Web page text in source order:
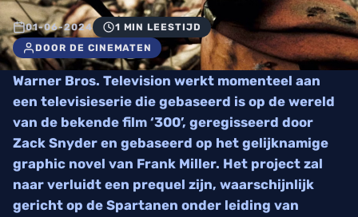
01-06-2024
1 MIN LEESTIJD
DOOR DE CINEMATEN
Warner Bros. Television werkt momenteel aan
een televisieserie die gebaseerd is op de wereld
van de bekende film ‘300’, geregisseerd door
Zack Snyder en gebaseerd op het gelijknamige
graphic novel van Frank Miller. Het project zal
naar verluidt een prequel zijn, waarschijnlijk
gericht op de Spartanen onder leiding van